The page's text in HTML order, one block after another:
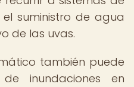
suministro de agua
de las uvas.
también puede
inundaciones en